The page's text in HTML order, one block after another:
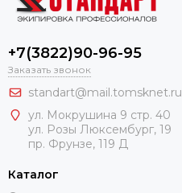
+7(3822)90-96-95
Заказать звонок
standart@mail.tomsknet.ru
ул. Мокрушина 9 стр. 40
ул. Розы Люксембург, 19
пр. Фрунзе, 119 Д
Каталог